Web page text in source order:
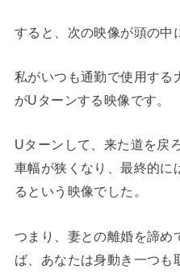
すると、次の映像が頭の中
私がいつも通勤で使用する
がUターンする映像です。
Uターンして、来た道を戻
車幅が狭くなり、最終的に
るという映像でした。
つまり、妻との離婚を諦め
ば、あなたは身動き一つも